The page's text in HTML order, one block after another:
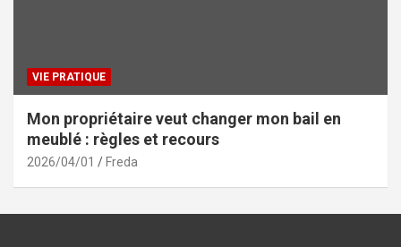
VIE PRATIQUE
Mon propriétaire veut changer mon bail en
meublé : règles et recours
2026/04/01 Freda